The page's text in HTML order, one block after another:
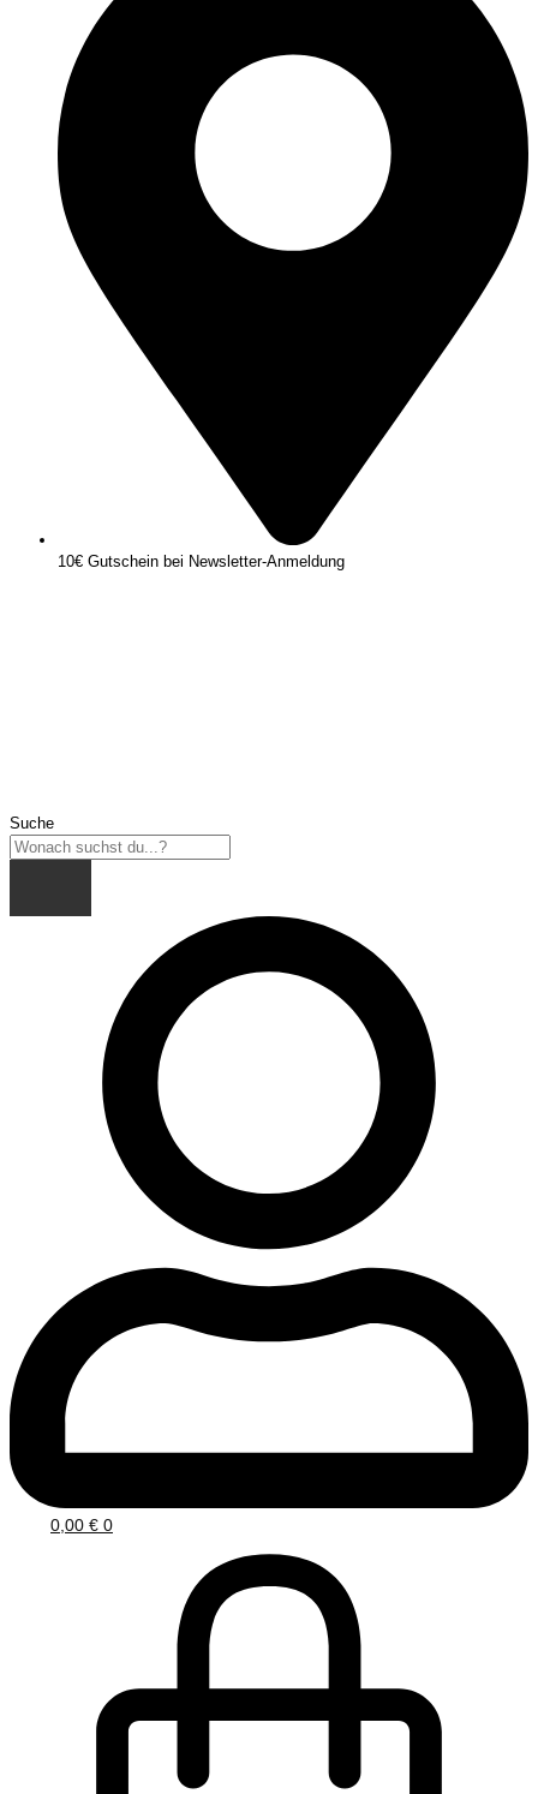
10€ Gutschein bei Newsletter-Anmeldung
Suche
0,00 € 0